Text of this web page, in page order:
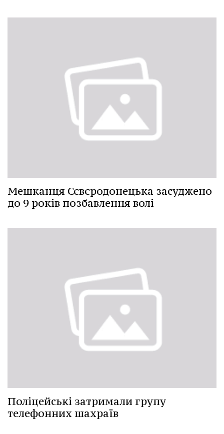
Мешканця Сєвєродонецька засуджено
до 9 років позбавлення волі
Поліцейські затримали групу
телефонних шахраїв